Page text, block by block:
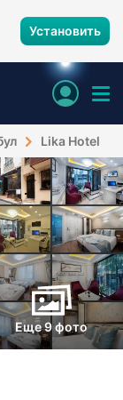
Установить
Lika Hotel
Еще 9 фото